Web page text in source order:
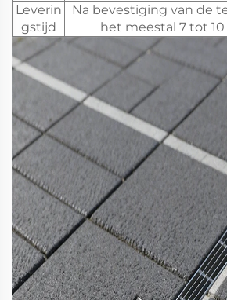
Leverin
gstijd
Na bevestiging van de
het meestal 7 tot